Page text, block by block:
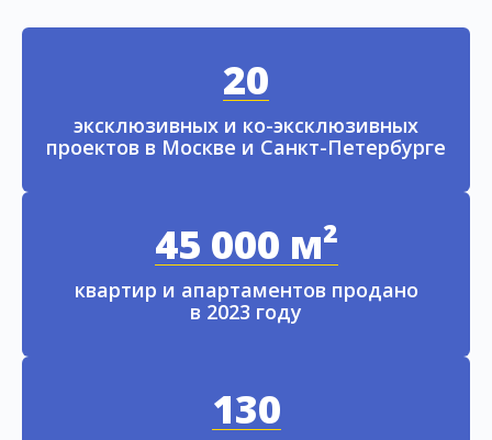
20
эксклюзивных и ко-эксклюзивных
проектов в Москве и Санкт-Петербурге
45 000 м²
квартир и апартаментов продано
в 2023 году
130